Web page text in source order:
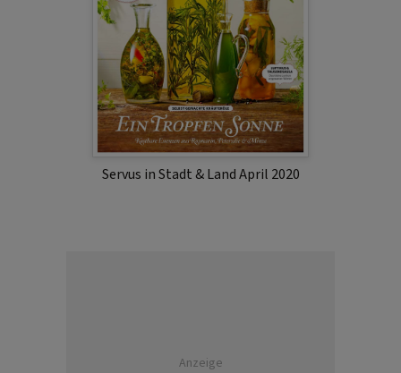
Servus in Stadt & Land April 2020
Anzeige